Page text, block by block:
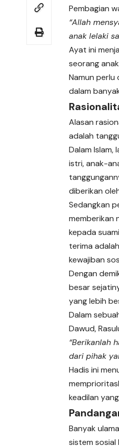
Pembagian
“Allah
anak lelaki
Ayat ini
seorang
Namun perlu
dalam
Alasan
adalah
Dalam Islam,
istri, anak-
diberikan
Sedangkan
memberikan
kepada
terima
kewajiban
Dengan
besar
yang lebih
Dalam
Dawud,
“Berikanlah
dari pihak
Hadis ini
keadilan
Banyak
sistem sosial